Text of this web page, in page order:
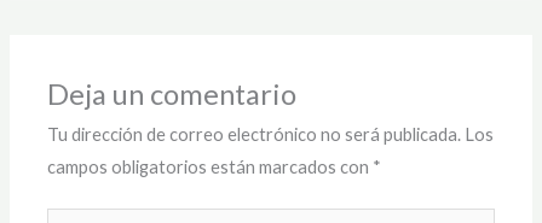
Deja un comentario
Tu dirección de correo electrónico no será publicada. Los
campos obligatorios están marcados con *